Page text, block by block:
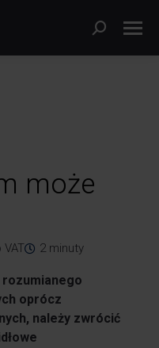
może
2 minuty
oprócz
należy zwrócić